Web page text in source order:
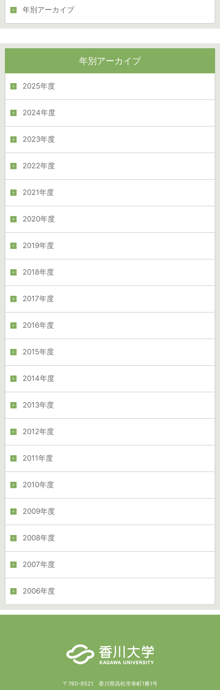
年別アーカイブ
年別アーカイブ
2025年度
2024年度
2023年度
2022年度
2021年度
2020年度
2019年度
2018年度
2017年度
2016年度
2015年度
2014年度
2013年度
2012年度
2011年度
2010年度
2009年度
2008年度
2007年度
2006年度
〒760-8521 香川県高松市幸町1番1号